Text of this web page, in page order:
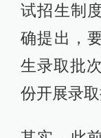
试招生制
确提出，
生录取批
份开展录取